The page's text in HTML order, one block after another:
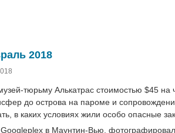
2018
тюрьму Алькатрас стоимостью $45
до острова на пароме и
в каких условиях жили особо
в Маунтин-Вью,